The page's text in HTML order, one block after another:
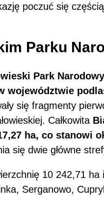
poczuć się
Parku
Park
województwie
się fragmenty
Całkowita
ha, co stanowi
się dwie główne
10 242,71 ha
Serganowo,